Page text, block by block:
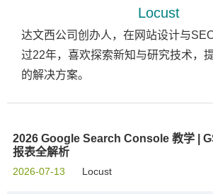
Locust
达文西公司创办人，在网站设计与
过22年，喜欢探索新知与研究技术，
的解决方案。
2026 Google Search Console 教学 |
报表全解析
2026-07-13 Locust